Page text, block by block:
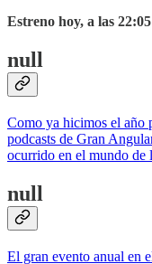
Estreno hoy, a las
null
Como ya hicimos el año
podcasts de Gran
ocurrido en el mundo de
null
El gran evento anual en